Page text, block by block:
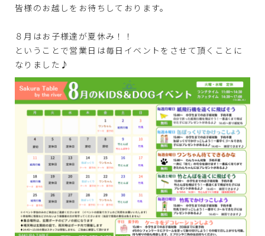
皆様のお越しをお待ちしております。
８月はお子様達が夏休み！！
ということで営業日は毎日イベントをさせて頂くことに
なりました♪